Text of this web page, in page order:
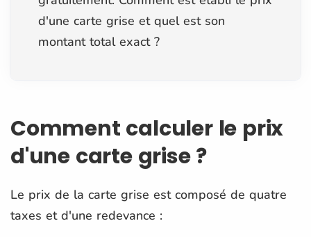
d'une carte grise et quel est son
montant total exact ?
Comment calculer le prix
d'une carte grise ?
Le prix de la carte grise est composé de quatre
taxes et d'une redevance :